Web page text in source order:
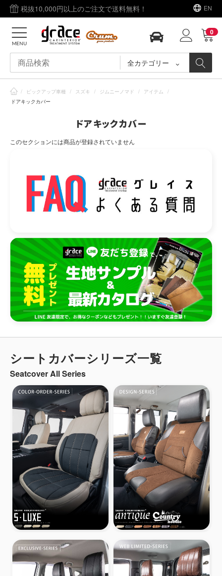
税抜10,000円以上のご注文で送料無料！ EN
全カテゴリー
0
MENU
/ ピックアップ車種 / スズキ / ジムニーノマド / アイテム
/
ドアキックカバー
ドアキックカバー
このセクションには商品が登録されていません
シートカバーシリーズ一覧
Seatcover All Series